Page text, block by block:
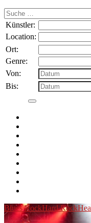
Suche
nach:
Künstler:
Location:
Ort:
Genre:
Von:
Bis:
Blues RockHard Rock